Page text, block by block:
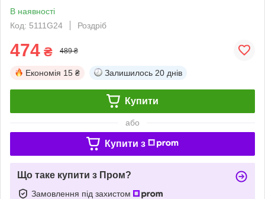
В наявності
Код: 5111G24
Роздріб
474 ₴ 489 ₴
Економія 15 ₴ Залишилось 20 днів
Купити
або
Купити з
Що таке купити з Пром?
Замовлення під захистом